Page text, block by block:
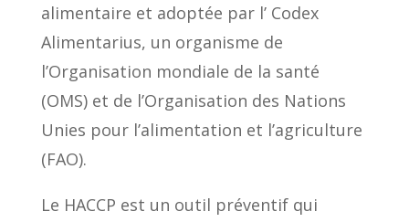
alimentaire et adoptée par l’ Codex
Alimentarius, un organisme de
l’Organisation mondiale de la santé
(OMS) et de l’Organisation des Nations
Unies pour l’alimentation et l’agriculture
(FAO).
Le HACCP est un outil préventif qui